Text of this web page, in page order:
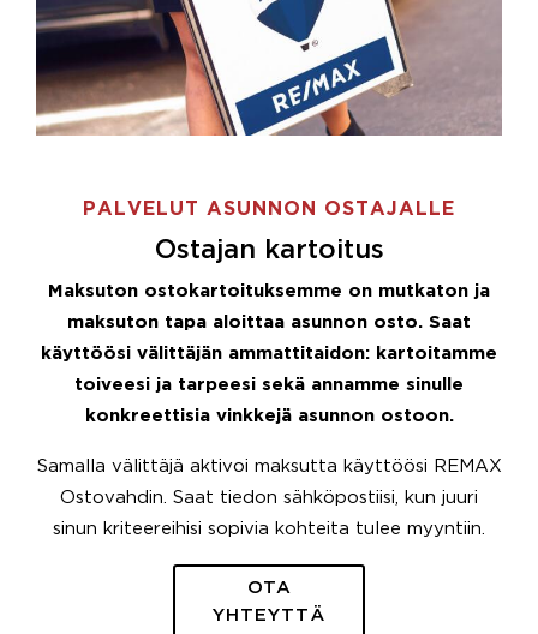
PALVELUT ASUNNON OSTAJALLE
Ostajan kartoitus
Maksuton ostokartoituksemme on mutkaton ja
maksuton tapa aloittaa asunnon osto. Saat
käyttöösi välittäjän ammattitaidon: kartoitamme
toiveesi ja tarpeesi sekä annamme sinulle
konkreettisia vinkkejä asunnon ostoon.
Samalla välittäjä aktivoi maksutta käyttöösi REMAX
Ostovahdin. Saat tiedon sähköpostiisi, kun juuri
sinun kriteereihisi sopivia kohteita tulee myyntiin.
OTA
YHTEYTTÄ